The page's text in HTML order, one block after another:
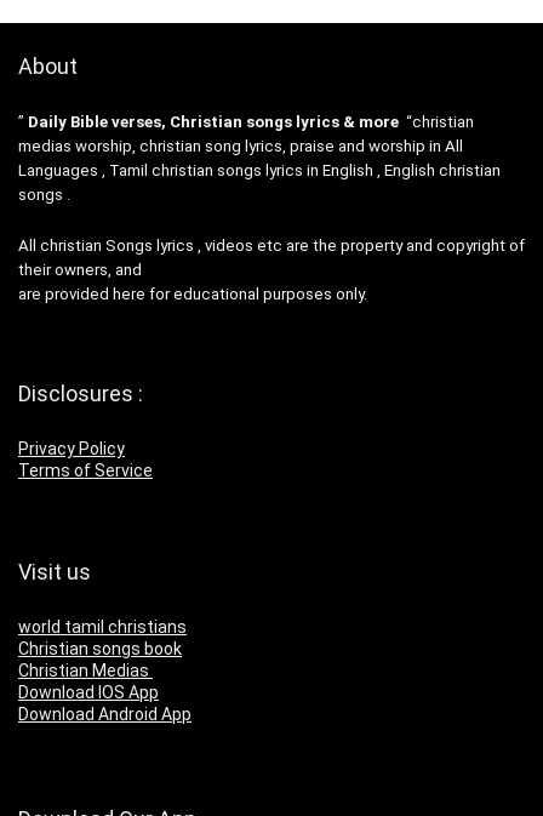
About
” Daily Bible verses, Christian songs lyrics & more “christian
medias worship, christian song lyrics, praise and worship in All
Languages , Tamil christian songs lyrics in English , English christian
songs .
All christian Songs lyrics , videos etc are the property and copyright of
their owners, and
are provided here for educational purposes only.
Disclosures :
Privacy Policy
Terms of Service
Visit us
world tamil christians
Christian songs book
Christian Medias
Download IOS App
Download Android App